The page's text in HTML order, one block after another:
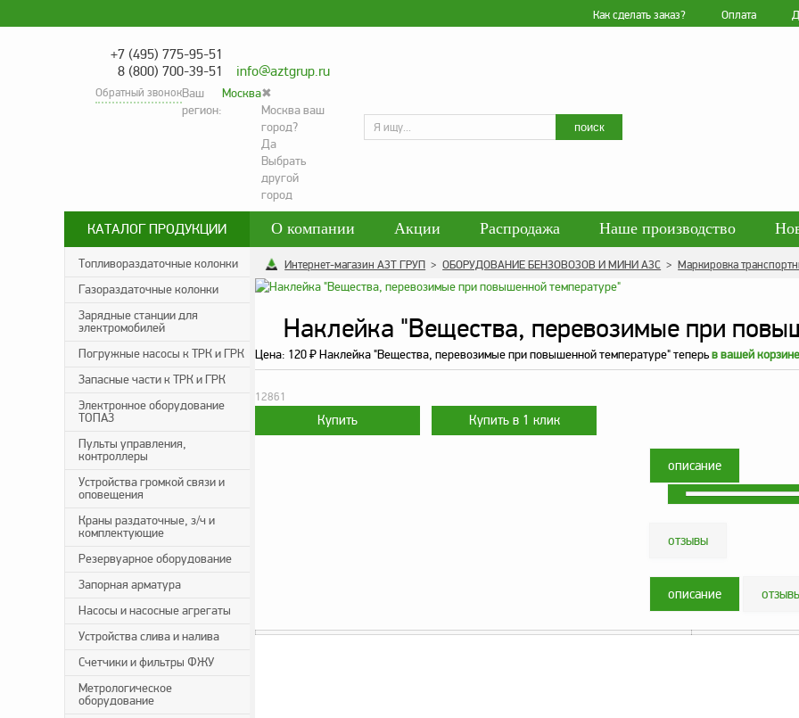
Как сделать заказ? Оплата
+7 (495) 775-95-51
8 (800) 700-39-51
info@aztgrup.ru
Обратный звонокВаш
регион:
Москва✖
Москва ваш
город?
Да
Выбрать
другой
город
Искать
поиск
КАТАЛОГ ПРОДУКЦИИ
Топливораздаточные колонки
Газораздаточные колонки
Зарядные станции для
электромобилей
Погружные насосы к ТРК и ГРК
Запасные части к ТРК и ГРК
Электронное оборудование
ТОПАЗ
Пульты управления,
контроллеры
Устройства громкой связи и
оповещения
Краны раздаточные, з/ч и
комплектующие
Резервуарное оборудование
Запорная арматура
Насосы и насосные агрегаты
Устройства слива и налива
Счетчики и фильтры ФЖУ
Метрологическое
оборудование
О компании Акции Распродажа Наше производство
Контакты
Согласие на обработку персональных данных
Блог
Политика конфиденциальности персональных данных
Интернет-магазин АЗТ ГРУП > ОБОРУДОВАНИЕ БЕНЗОВОЗОВ И МИНИ АЗС > Маркировка
Наклейка "Вещества, перевозимые при
Цена: 120 ₽ Наклейка "Вещества, перевозимые при повышенной температуре" теперьв вашей
12861
описание
отзывы
описание